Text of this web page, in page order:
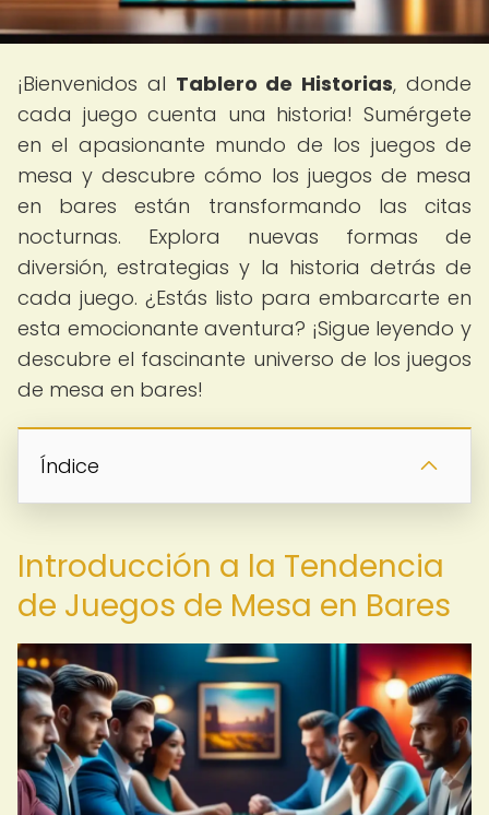
¡Bienvenidos al Tablero de Historias, donde
cada juego cuenta una historia! Sumérgete
en el apasionante mundo de los juegos de
mesa y descubre cómo los juegos de mesa
en bares están transformando las citas
nocturnas. Explora nuevas formas de
diversión, estrategias y la historia detrás de
cada juego. ¿Estás listo para embarcarte en
esta emocionante aventura? ¡Sigue leyendo y
descubre el fascinante universo de los juegos
de mesa en bares!
Índice
Introducción a la Tendencia
de Juegos de Mesa en Bares